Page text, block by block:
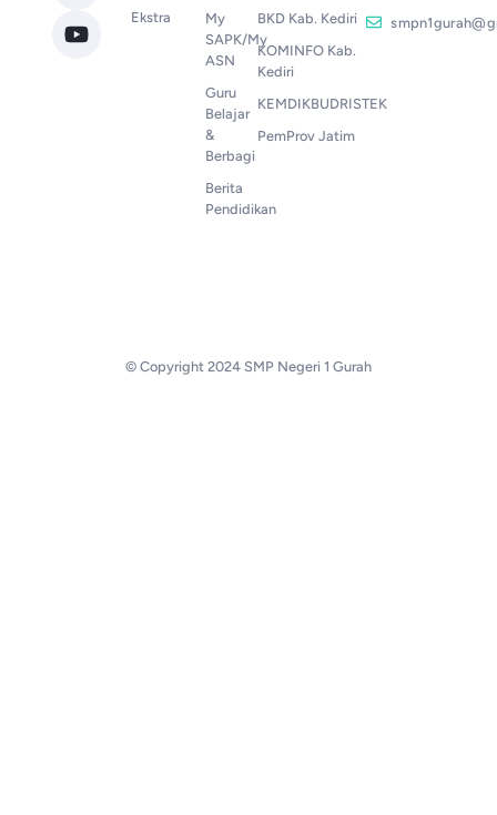
Ekstra
My
SAPK/My
ASN
Guru
Belajar
&
Berbagi
Berita
Pendidikan
BKD Kab. Kediri
KOMINFO Kab.
Kediri
KEMDIKBUDRISTEK
PemProv Jatim
© Copyright 2024 SMP Negeri 1 Gurah